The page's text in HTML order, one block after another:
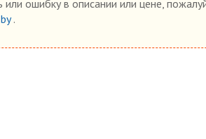
ошибку в описании или цене,
.